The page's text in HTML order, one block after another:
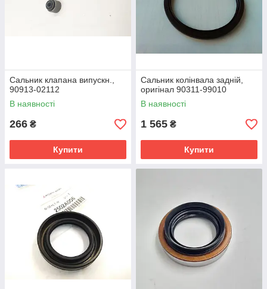
Сальник клапана випускн.,
90913-02112
В наявності
266 ₴
Купити
Сальник колінвала задній,
оригінал 90311-99010
В наявності
1 565 ₴
Купити